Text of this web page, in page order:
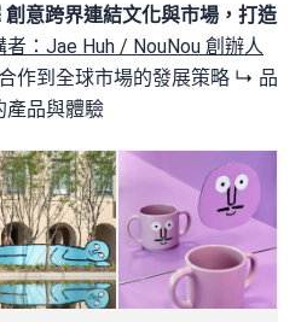
創意跨界連結文化與市場，打造
者：Jae Huh / NouNou 創辦人
作到全球市場的發展策略 ↳ 品
產品與體驗